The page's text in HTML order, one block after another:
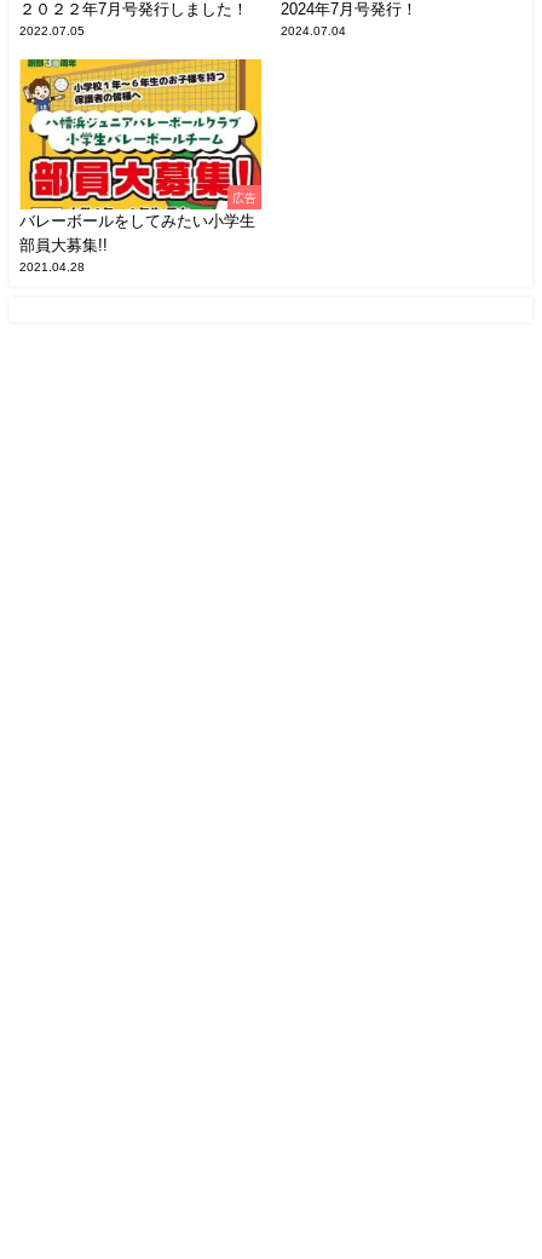
２０２２年7月号発行しました！
2022.07.05
2024年7月号発行！
2024.07.04
広告
バレーボールをしてみたい小学生
部員大募集!!
2021.04.28